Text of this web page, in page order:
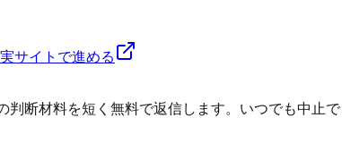
実サイトで進める
断材料を短く無料で返信します。いつでも中止で